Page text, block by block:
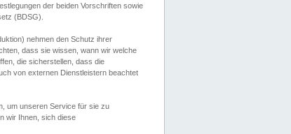
der beiden Vorschriften sowie
(BDSG).
nehmen den Schutz ihrer
dass sie wissen, wann wir welche
die sicherstellen, dass die
von externen Dienstleistern beachtet
um unseren Service für sie zu
wir Ihnen, sich diese